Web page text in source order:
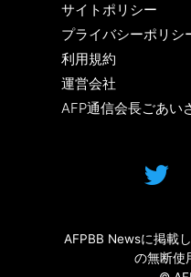
サイトポリシー
プライバシーポリシ
利用規約
運営会社
AFP通信会長ごあい
AFPBB Newsに掲載
の無断使